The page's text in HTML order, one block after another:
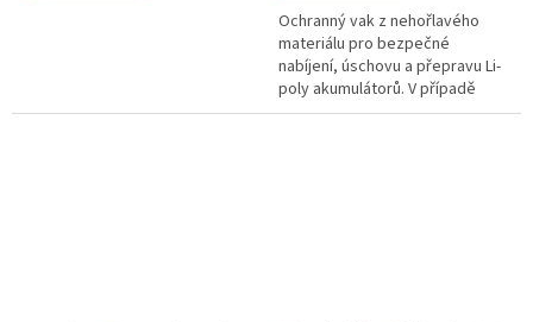
Ochranný vak z nehořlavého
materiálu pro bezpečné
nabíjení, úschovu a přepravu Li-
poly akumulátorů. V případě
exploze článku zabrání